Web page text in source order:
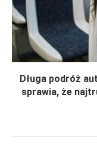
Długa podróż
sprawia, że